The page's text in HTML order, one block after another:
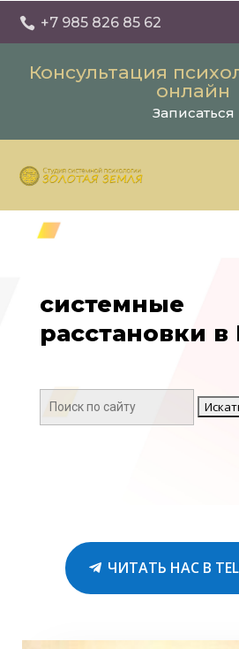
 +7 985 826 85 62
Консультация
онлайн
Записаться
системные
расстановки
Поиск:
ЧИТАТЬ НАС В